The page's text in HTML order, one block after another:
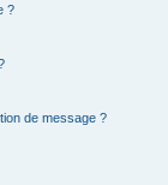
?
de message ?